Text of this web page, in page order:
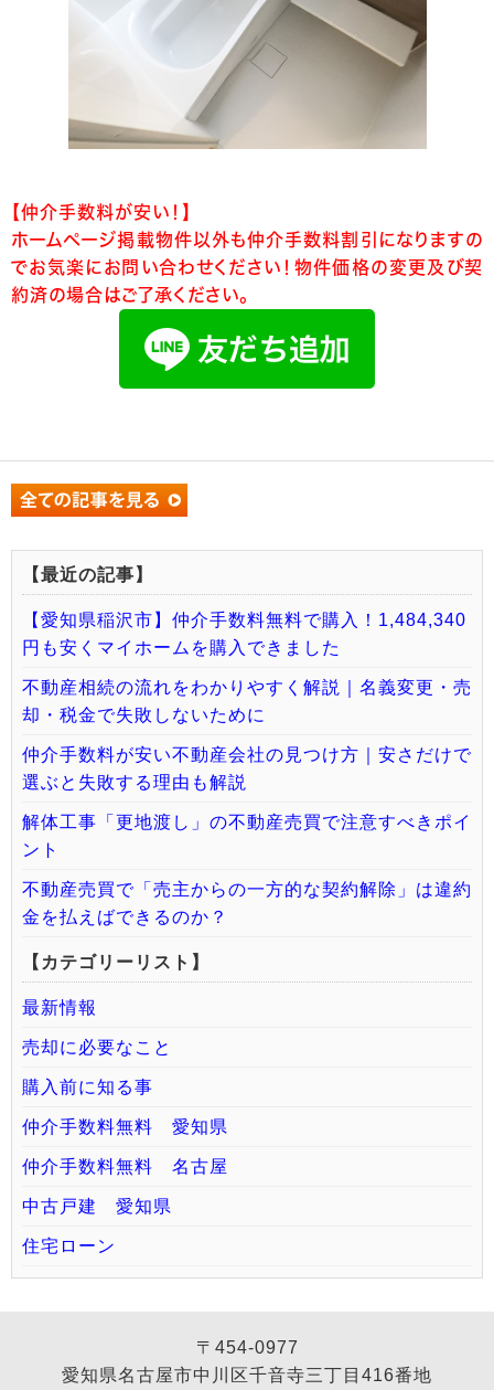
【仲介手数料が安い！】
ホームページ掲載物件以外も仲介手数料割引になりますの
でお気楽にお問い合わせください！物件価格の変更及び契
約済の場合はご了承ください。
【最近の記事】
【愛知県稲沢市】仲介手数料無料で購入！1,484,340
円も安くマイホームを購入できました
不動産相続の流れをわかりやすく解説｜名義変更・売
却・税金で失敗しないために
仲介手数料が安い不動産会社の見つけ方｜安さだけで
選ぶと失敗する理由も解説
解体工事「更地渡し」の不動産売買で注意すべきポイ
ント
不動産売買で「売主からの一方的な契約解除」は違約
金を払えばできるのか？
【カテゴリーリスト】
最新情報
売却に必要なこと
購入前に知る事
仲介手数料無料 愛知県
仲介手数料無料 名古屋
中古戸建 愛知県
住宅ローン
〒454-0977
愛知県名古屋市中川区千音寺三丁目416番地